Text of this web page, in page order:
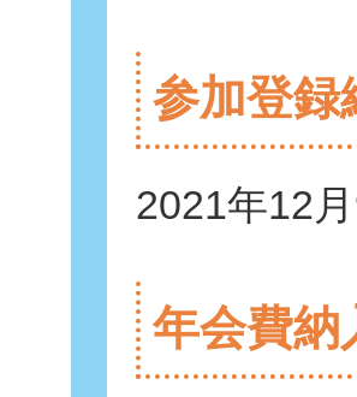
参加登録
2021年12
年会費納